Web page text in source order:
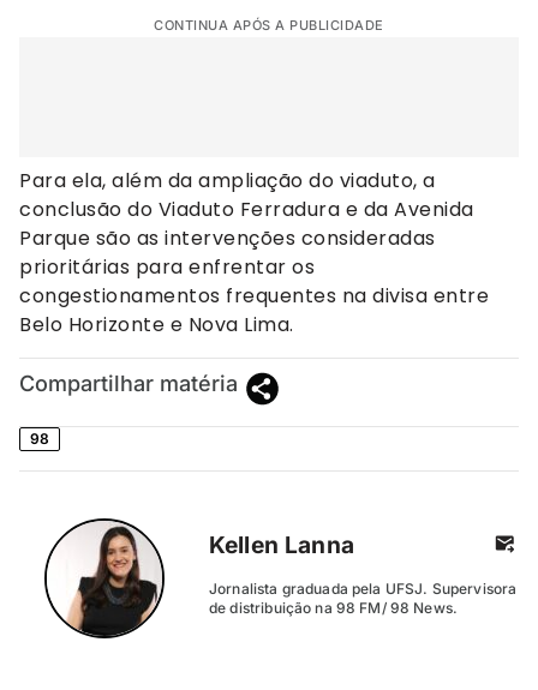
CONTINUA APÓS A PUBLICIDADE
Para ela, além da ampliação do viaduto, a
conclusão do Viaduto Ferradura e da Avenida
Parque são as intervenções consideradas
prioritárias para enfrentar os
congestionamentos frequentes na divisa entre
Belo Horizonte e Nova Lima.
Compartilhar matéria
98
Kellen Lanna
Jornalista graduada pela UFSJ. Supervisora
de distribuição na 98 FM/ 98 News.